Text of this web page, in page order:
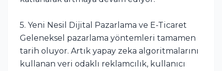
5. Yeni Nesil Dijital Pazarlama ve E-Ticaret
Geleneksel pazarlama yöntemleri tamamen
tarih oluyor. Artık yapay zeka algoritmalarını
kullanan veri odaklı reklamcılık, kullanıcı